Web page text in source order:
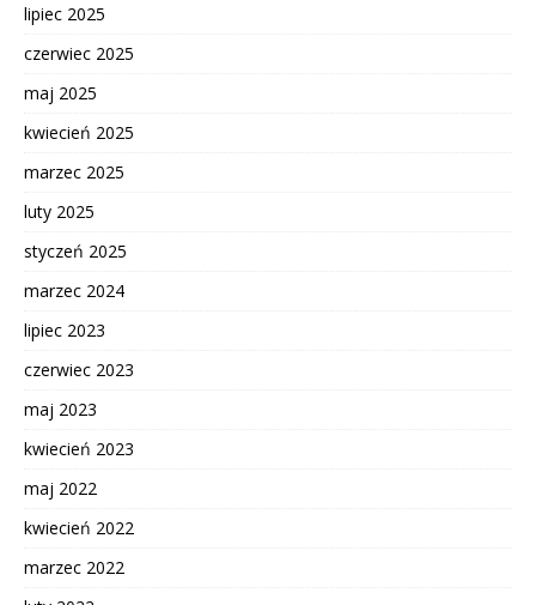
lipiec 2025
czerwiec 2025
maj 2025
kwiecień 2025
marzec 2025
luty 2025
styczeń 2025
marzec 2024
lipiec 2023
czerwiec 2023
maj 2023
kwiecień 2023
maj 2022
kwiecień 2022
marzec 2022